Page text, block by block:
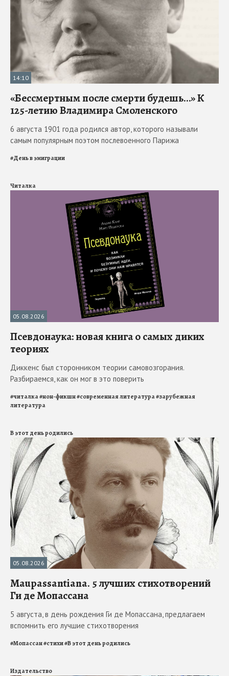
14:10
«Бессмертным после смерти будешь…» К
125-летию Владимира Смоленского
6 августа 1901 года родился автор, которого называли
самым популярным поэтом послевоенного Парижа
#День в эмиграции
Читалка
05.08.2026
Псевдонаука: новая книга о самых диких
теориях
Диккенс был сторонником теории самовозгорания.
Разбираемся, как он мог в это поверить
#читалка#нон-фикшн#современная литература#зарубежная
литература
В этот день родились
05.08.2026
Maupassantiana. 5 лучших стихотворений
Ги де Мопассана
5 августа, в день рождения Ги де Мопассана, предлагаем
вспомнить его лучшие стихотворения
#Мопассан#стихи#В этот день родились
Издательство